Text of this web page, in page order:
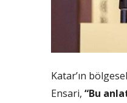
Katar’ın
Ensari, “Bu